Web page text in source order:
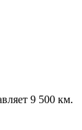
9 500 км.